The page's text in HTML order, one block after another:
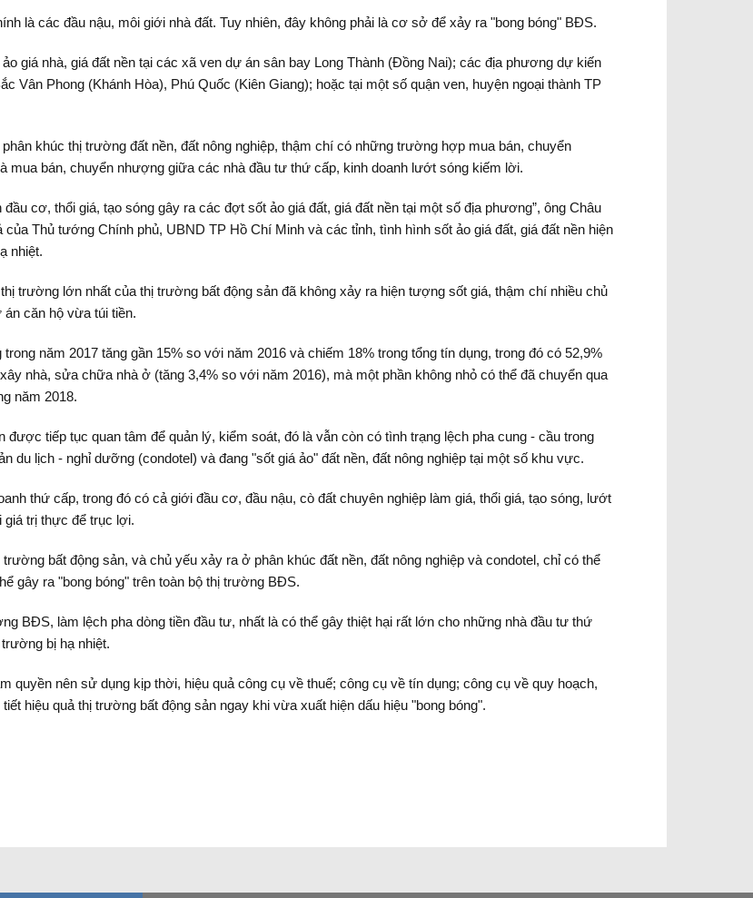
là các đầu nậu, môi giới nhà đất. Tuy nhiên, đây không phải là cơ sở để xảy ra "bong bóng" BĐS.
giá nhà, giá đất nền tại các xã ven dự án sân bay Long Thành (Đồng Nai); các địa phương dự kiến
Vân Phong (Khánh Hòa), Phú Quốc (Kiên Giang); hoặc tại một số quận ven, huyện ngoại thành TP
khúc thị trường đất nền, đất nông nghiệp, thậm chí có những trường hợp mua bán, chuyển
mua bán, chuyển nhượng giữa các nhà đầu tư thứ cấp, kinh doanh lướt sóng kiếm lời.
cơ, thổi giá, tạo sóng gây ra các đợt sốt ảo giá đất, giá đất nền tại một số địa phương”, ông Châu
Thủ tướng Chính phủ, UBND TP Hồ Chí Minh và các tỉnh, tình hình sốt ảo giá đất, giá đất nền hiện
nhiệt.
trường lớn nhất của thị trường bất động sản đã không xảy ra hiện tượng sốt giá, thậm chí nhiều chủ
căn hộ vừa túi tiền.
năm 2017 tăng gần 15% so với năm 2016 và chiếm 18% trong tổng tín dụng, trong đó có 52,9%
nhà, sửa chữa nhà ở (tăng 3,4% so với năm 2016), mà một phần không nhỏ có thể đã chuyển qua
năm 2018.
tiếp tục quan tâm để quản lý, kiểm soát, đó là vẫn còn có tình trạng lệch pha cung - cầu trong
du lịch - nghỉ dưỡng (condotel) và đang "sốt giá ảo" đất nền, đất nông nghiệp tại một số khu vực.
thứ cấp, trong đó có cả giới đầu cơ, đầu nậu, cò đất chuyên nghiệp làm giá, thổi giá, tạo sóng, lướt
giá trị thực để trục lợi.
bất động sản, và chủ yếu xảy ra ở phân khúc đất nền, đất nông nghiệp và condotel, chỉ có thể
gây ra "bong bóng" trên toàn bộ thị trường BĐS.
BĐS, làm lệch pha dòng tiền đầu tư, nhất là có thể gây thiệt hại rất lớn cho những nhà đầu tư thứ
bị hạ nhiệt.
quyền nên sử dụng kịp thời, hiệu quả công cụ về thuế; công cụ về tín dụng; công cụ về quy hoạch,
hiệu quả thị trường bất động sản ngay khi vừa xuất hiện dấu hiệu "bong bóng".